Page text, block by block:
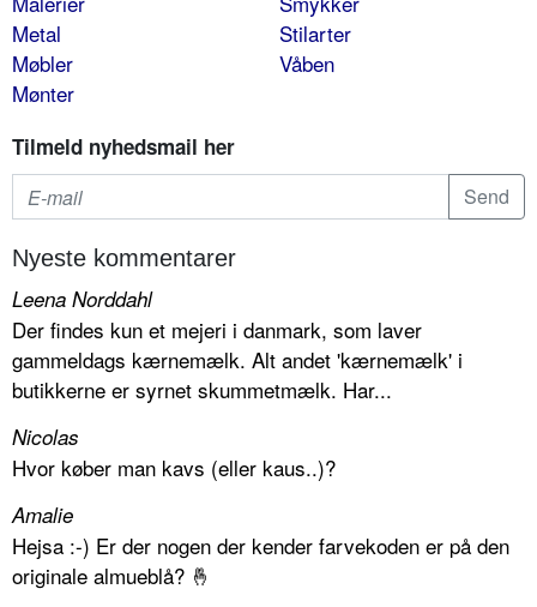
Metal
Møbler
Mønter
Stilarter
Våben
Tilmeld nyhedsmail her
Nyeste kommentarer
Leena Norddahl
Der findes kun et mejeri i danmark, som laver
gammeldags kærnemælk. Alt andet 'kærnemælk' i
butikkerne er syrnet skummetmælk. Har...
Nicolas
Hvor køber man kavs (eller kaus..)?
Amalie
Hejsa :-) Er der nogen der kender farvekoden er på den
originale almueblå? 🤞